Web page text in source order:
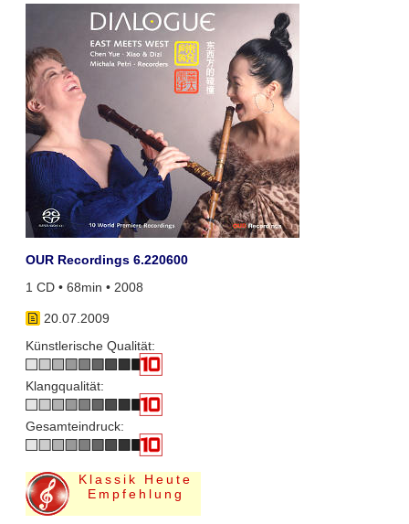
OUR Recordings 6.220600
1 CD • 68min • 2008
20.07.2009
Künstlerische Qualität:
Klangqualität:
Gesamteindruck:
Klassik Heute
Empfehlung